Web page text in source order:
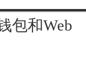
包和Web